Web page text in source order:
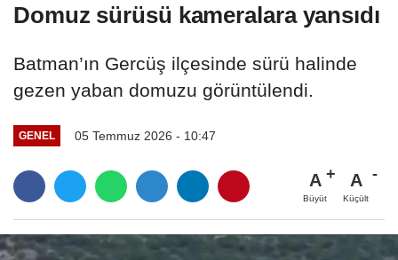
Domuz sürüsü kameralara yansıdı
Batman’ın Gercüş ilçesinde sürü halinde
gezen yaban domuzu görüntülendi.
GENEL 05 Temmuz 2026 - 10:47
A
Büyüt
A
Küçült